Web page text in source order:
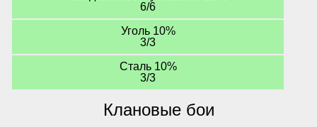
6/6
Уголь 10%
3/3
Сталь 10%
3/3
Клановые бои